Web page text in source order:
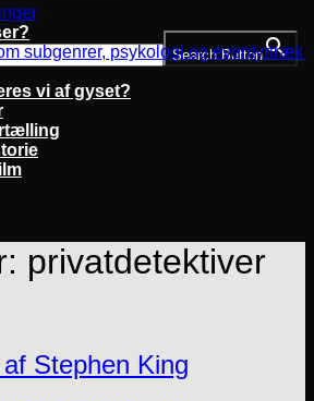
Search Button
subgenrer, psykologi og eventyrtræk
vi af gyset?
privatdetektiver
Stephen King